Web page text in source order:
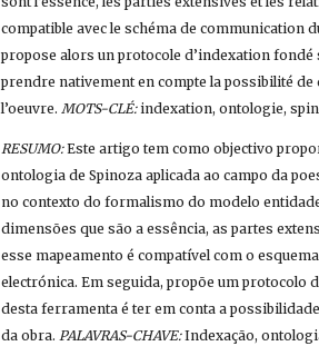
compatible avec le schéma de communication
propose alors un protocole d’indexation fondé
prendre nativement en compte la possibilité
l’oeuvre. MOTS-CLÉ: indexation, ontologie,
RESUMO: Este artigo tem como objectivo
ontologia de Spinoza aplicada ao campo da
no contexto do formalismo do modelo
dimensões que são a essência, as partes
esse mapeamento é compatível com o
electrónica. Em seguida, propõe um protocolo
desta ferramenta é ter em conta a
da obra. PALAVRAS-CHAVE: Indexação,